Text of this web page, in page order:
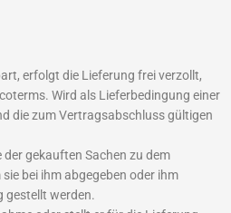
erfolgt die Lieferung frei verzollt,
Wird als Lieferbedingung einer
die zum Vertragsabschluss gültigen
gekauften Sachen zu dem
bei ihm abgegeben oder ihm
gestellt werden.